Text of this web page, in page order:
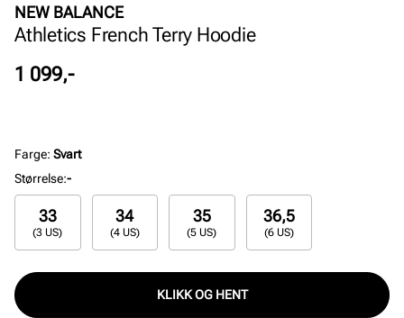
NEW BALANCE
Athletics French Terry Hoodie
Pris
1 099,-
Farge: Svart
Størrelse:-
33
(3 US)
34
(4 US)
35
(5 US)
36,5
(6 US)
KLIKK OG HENT